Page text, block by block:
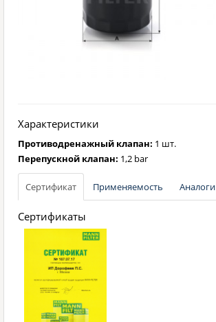
Характеристики
Противодренажный клапан: 1 шт.
Перепускной клапан: 1,2 bar
Сертификат Применяемость Аналоги
Сертификаты